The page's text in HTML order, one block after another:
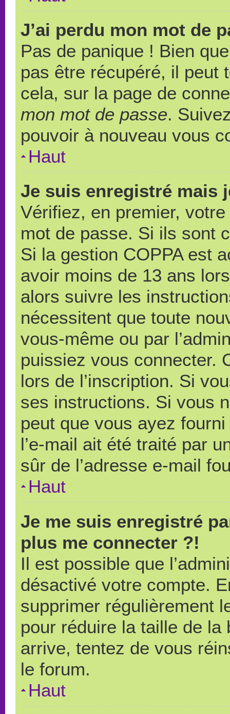
J’ai perdu mon mot de
Pas de panique ! Bien
pas être récupéré, il peut
cela, sur la page de
mon mot de passe.
pouvoir à nouveau vous
Haut
Je suis enregistré mais
Vérifiez, en premier,
mot de passe. Si ils sont
Si la gestion COPPA est
avoir moins de 13 ans
alors suivre les
nécessitent que toute
vous-même ou par
puissiez vous connecter.
lors de l’inscription. Si
ses instructions. Si vous
peut que vous ayez
l’e-mail ait été traité par
sûr de l’adresse e-mail
Haut
Je me suis enregistré
plus me connecter ?!
Il est possible que
désactivé votre compte.
supprimer régulièrement
pour réduire la taille de
arrive, tentez de vous
le forum.
Haut